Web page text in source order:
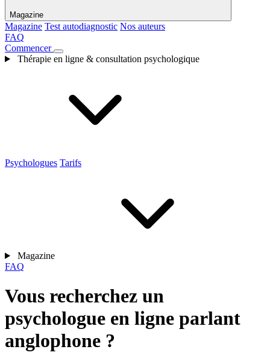
Magazine
Magazine Test autodiagnostic Nos auteurs
FAQ
Commencer
Thérapie en ligne & consultation psychologique
Psychologues Tarifs
Magazine
FAQ
Vous recherchez un
psychologue en ligne parlant
anglophone ?